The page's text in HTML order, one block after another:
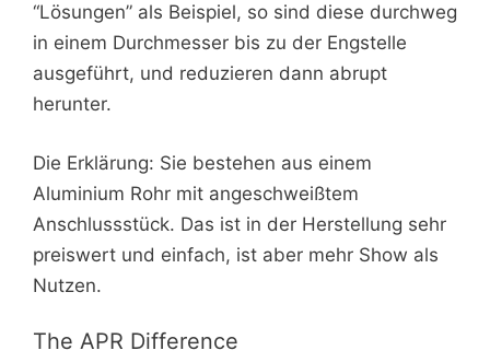
“Lösungen” als Beispiel, so sind diese durchweg
in einem Durchmesser bis zu der Engstelle
ausgeführt, und reduzieren dann abrupt
herunter.
Die Erklärung: Sie bestehen aus einem
Aluminium Rohr mit angeschweißtem
Anschlussstück. Das ist in der Herstellung sehr
preiswert und einfach, ist aber mehr Show als
Nutzen.
The APR Difference